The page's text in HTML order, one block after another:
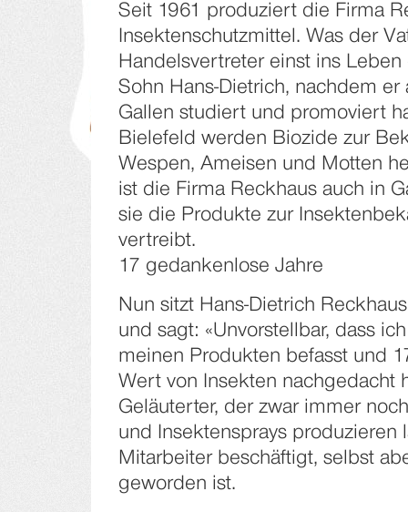
Seit 1961 produziert die Firma
Insektenschutzmittel. Was der
Handelsvertreter einst ins
Sohn Hans-Dietrich, nachdem er
Gallen studiert und promoviert
Bielefeld werden Biozide zur
Wespen, Ameisen und Motten
ist die Firma Reckhaus auch in
sie die Produkte zur
vertreibt.
17 gedankenlose Jahre
Nun sitzt Hans-Dietrich
und sagt: «Unvorstellbar, dass
meinen Produkten befasst und
Wert von Insekten nachgedacht
Geläuterter, der zwar immer
und Insektensprays produzieren
Mitarbeiter beschäftigt, selbst
geworden ist.